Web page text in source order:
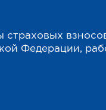
страховых
Федерации,